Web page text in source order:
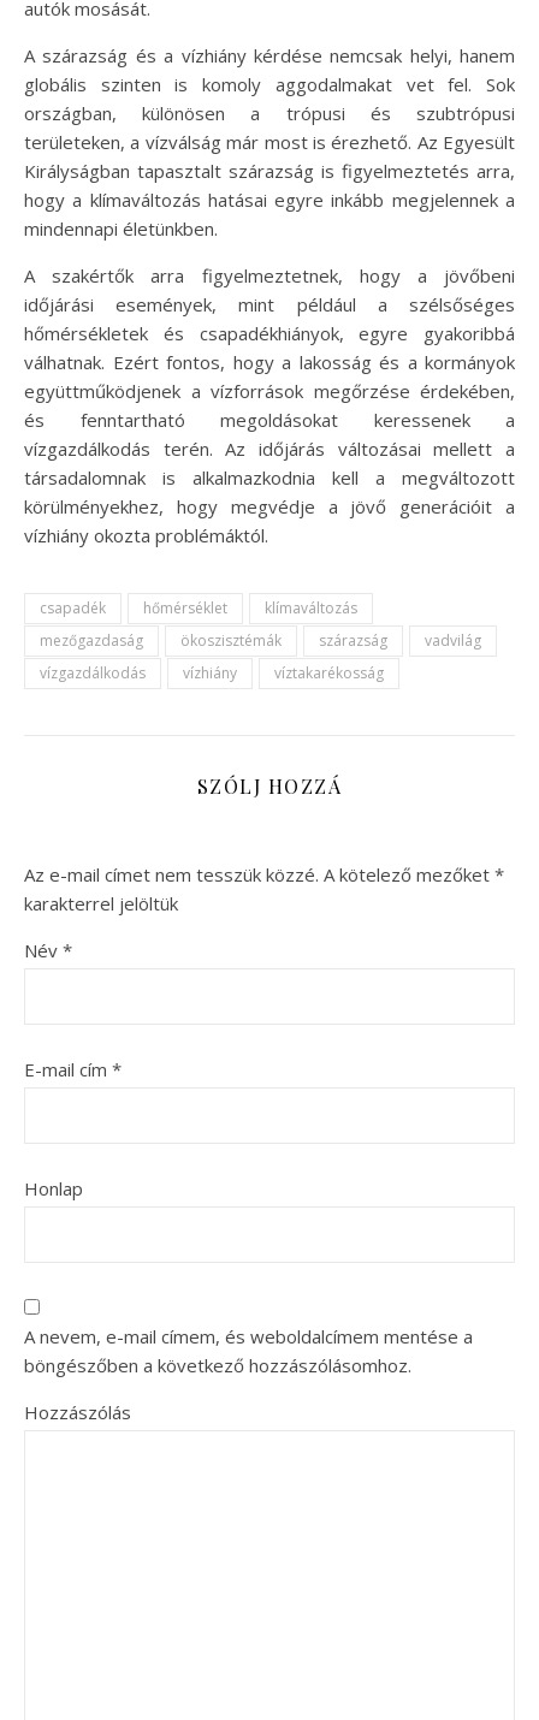
autók mosását.
A szárazság és a vízhiány kérdése nemcsak helyi, hanem
globális szinten is komoly aggodalmakat vet fel. Sok
országban, különösen a trópusi és szubtrópusi
területeken, a vízválság már most is érezhető. Az Egyesült
Királyságban tapasztalt szárazság is figyelmeztetés arra,
hogy a klímaváltozás hatásai egyre inkább megjelennek a
mindennapi életünkben.
A szakértők arra figyelmeztetnek, hogy a jövőbeni
időjárási események, mint például a szélsőséges
hőmérsékletek és csapadékhiányok, egyre gyakoribbá
válhatnak. Ezért fontos, hogy a lakosság és a kormányok
együttműködjenek a vízforrások megőrzése érdekében,
és fenntartható megoldásokat keressenek a
vízgazdálkodás terén. Az időjárás változásai mellett a
társadalomnak is alkalmazkodnia kell a megváltozott
körülményekhez, hogy megvédje a jövő generációit a
vízhiány okozta problémáktól.
csapadék hőmérséklet
klímaváltozás
mezőgazdaság
ökoszisztémák szárazság
vadvilág
vízgazdálkodás
vízhiány víztakarékosság
SZÓLJ HOZZÁ
Az e-mail címet nem tesszük közzé. A kötelező mezőket *
karakterrel jelöltük
Név *
E-mail cím *
Honlap
A nevem, e-mail címem, és weboldalcímem mentése a
böngészőben a következő hozzászólásomhoz.
Hozzászólás